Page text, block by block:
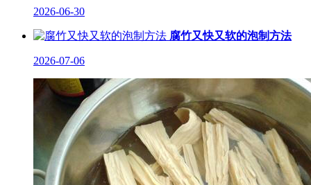
2026-06-30
腐竹又快又软的泡制方法
2026-07-06